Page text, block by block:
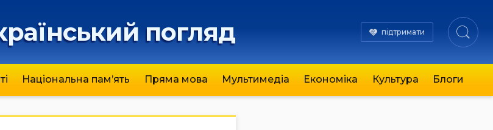
погляд підтримати
Національна пам’ять Пряма мова Мультимедіа Економіка Культура Блоги